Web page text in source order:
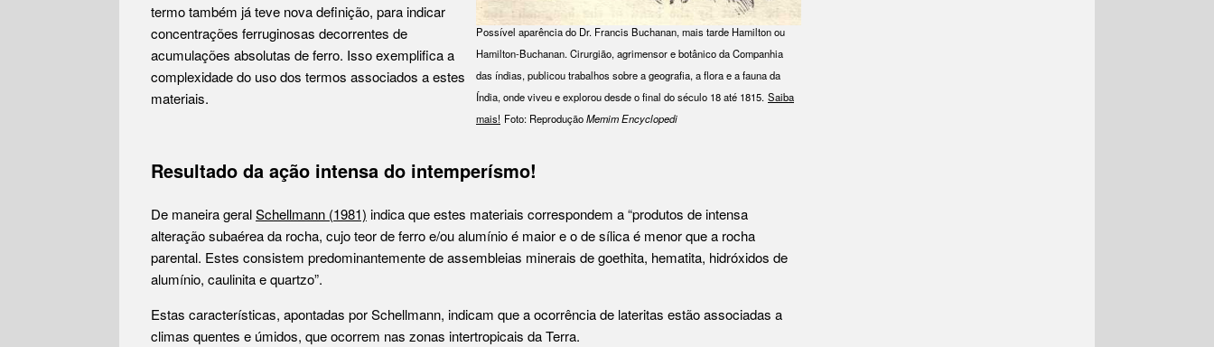
termo também já teve nova definição, para indicar
concentrações ferruginosas decorrentes de
acumulações absolutas de ferro. Isso exemplifica a
complexidade do uso dos termos associados a estes
materiais.
Possível aparência do Dr. Francis Buchanan, mais tarde Hamilton ou
Hamilton-Buchanan. Cirurgião, agrimensor e botânico da Companhia
das índias, publicou trabalhos sobre a geografia, a flora e a fauna da
Índia, onde viveu e explorou desde o final do século 18 até 1815. Saiba
mais! Foto: ReproduçãoMemim Encyclopedi
Resultado da ação intensa do intemperísmo!
De maneira geralSchellmann (1981) indica que estes materiais correspondem a “produtos de intensa
alteração subaérea da rocha, cujo teor de ferro e/ou alumínio é maior e o de sílica é menor que a rocha
parental. Estes consistem predominantemente de assembleias minerais de goethita, hematita, hidróxidos de
alumínio, caulinita e quartzo”.
Estas características, apontadas por Schellmann, indicam que a ocorrência de lateritas estão associadas a
climas quentes e úmidos, que ocorrem nas zonas intertropicais da Terra.